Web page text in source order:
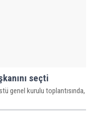
seçti
genel kurulu toplantısında,